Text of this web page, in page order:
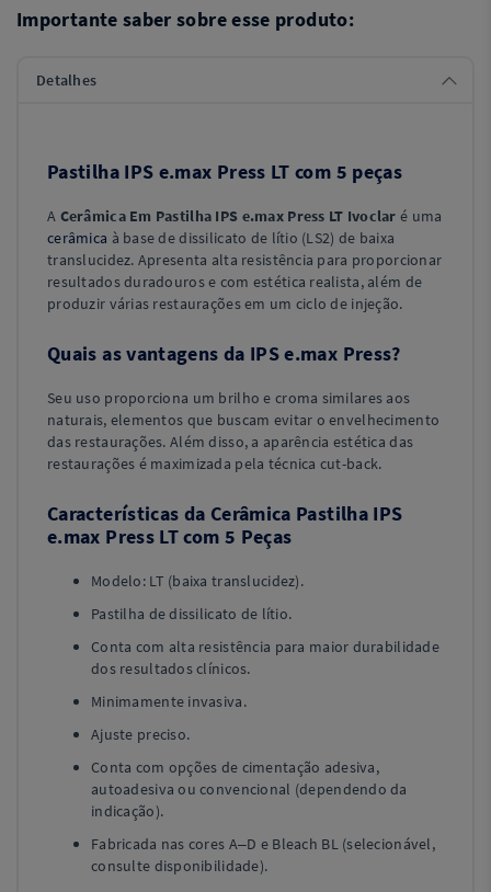
Importante saber sobre esse produto:
Detalhes
Pastilha IPS e.max Press LT com 5 peças
A Cerâmica Em Pastilha IPS e.max Press LT Ivoclaré uma
cerâmica à base de dissilicato de lítio (LS2) de baixa
translucidez. Apresenta alta resistência para proporcionar
resultados duradouros e com estética realista, além de
produzir várias restaurações em um ciclo de injeção.
Quais as vantagens da IPS e.max Press?
Seu uso proporciona um brilho e croma similares aos
naturais, elementos que buscam evitar o envelhecimento
das restaurações. Além disso, a aparência estética das
restaurações é maximizada pela técnica cut-back.
Características da Cerâmica Pastilha IPS
e.max Press LT com 5 Peças
Modelo: LT (baixa translucidez).
Pastilha de dissilicato de lítio.
Conta com alta resistência para maior durabilidade
dos resultados clínicos.
Minimamente invasiva.
Ajuste preciso.
Conta com opções de cimentação adesiva,
autoadesiva ou convencional (dependendo da
indicação).
Fabricada nas cores A–D e Bleach BL (selecionável,
consulte disponibilidade).